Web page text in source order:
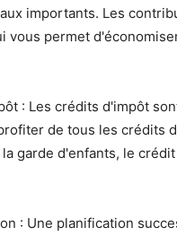
importants. Les
vous permet
: Les crédits d'impôt
de tous les crédits
garde d'enfants, le
: Une planification